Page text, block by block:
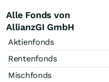
Alle Fonds von
AllianzGI GmbH
Aktienfonds
Rentenfonds
Mischfonds